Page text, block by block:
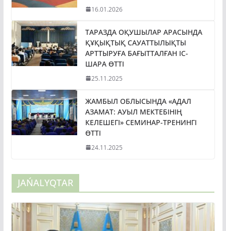
16.01.2026
ТАРАЗДА ОҚУШЫЛАР АРАСЫНДА
ҚҰҚЫҚТЫҚ САУАТТЫЛЫҚТЫ
АРТТЫРУҒА БАҒЫТТАЛҒАН ІС-
ШАРА ӨТТІ
25.11.2025
ЖАМБЫЛ ОБЛЫСЫНДА «АДАЛ
АЗАМАТ: АУЫЛ МЕКТЕБІНІҢ
КЕЛЕШЕГІ» СЕМИНАР-ТРЕНИНГІ
ӨТТІ
24.11.2025
JAŃALYQTAR